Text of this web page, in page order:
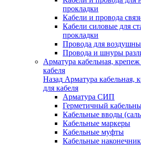
прокладки
Кабели и провода
Кабели силовые для
прокладки
Провода для
Провода и шнуры
Арматура кабельная,
кабеля
Назад Арматура кабельная,
для кабеля
Арматура СИП
Герметичный
Кабельные вводы
Кабельные маркеры
Кабельные муфты
Кабельные